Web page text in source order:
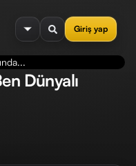
Giriş yap
Dünyalı